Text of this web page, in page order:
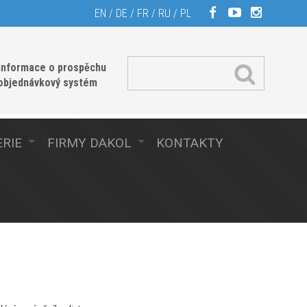
EN / DE / FR / RU / PL
o prospěchu
systém
FIRMY DAKOL KONTAKTY